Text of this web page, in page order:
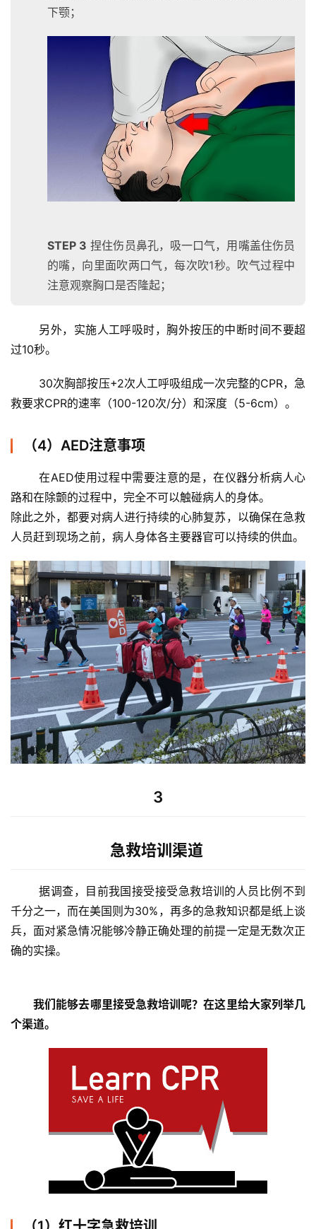
下颚；
STEP 3 捏住伤员鼻孔，吸一口气，用嘴盖住伤员
的嘴，向里面吹两口气，每次吹1秒。吹气过程中
注意观察胸口是否隆起；
过10秒。
救要求CPR的速率（100-120次/分）和深度（5-6cm）。
（4）AED注意事项
	在AED使用过程中需要注意的是，在仪器分析病人心
路和在除颤的过程中，完全不可以触碰病人的身体。
除此之外，都要对病人进行持续的心肺复苏，以确保在急救
人员赶到现场之前，病人身体各主要器官可以持续的供血。
3
急救培训渠道
	据调查，目前我国接受接受急救培训的人员比例不到
千分之一，而在美国则为30%，再多的急救知识都是纸上谈
兵，面对紧急情况能够冷静正确处理的前提一定是无数次正
确的实操。
	我们能够去哪里接受急救培训呢？在这里给大家列举几
个渠道。